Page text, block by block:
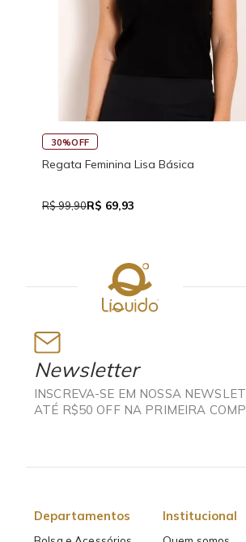
30%OFF
Regata Feminina Lisa Básica
R$ 99,90R$ 69,93
Newsletter
INSCREVA-SE EM NOSSA
ATÉ R$50 OFF NA PRIMEIRA
Departamentos Institucional